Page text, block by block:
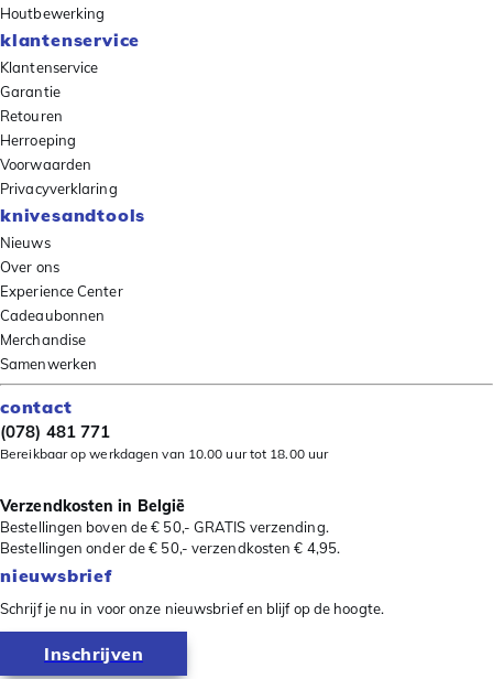
Houtbewerking
klantenservice
Klantenservice
Garantie
Retouren
Herroeping
Voorwaarden
Privacyverklaring
knivesandtools
Nieuws
Over ons
Experience Center
Cadeaubonnen
Merchandise
Samenwerken
contact
(078) 481 771
Bereikbaar op werkdagen van 10.00 uur tot 18.00 uur
Verzendkosten in België
Bestellingen boven de € 50,- GRATIS verzending.
Bestellingen onder de € 50,- verzendkosten € 4,95.
nieuwsbrief
Schrijf je nu in voor onze nieuwsbrief en blijf op de hoogte.
Inschrijven